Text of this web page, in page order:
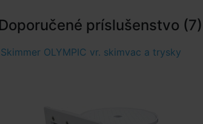
Doporučené príslušenstvo (7)
Skimmer OLYMPIC vr. skimvac a trysky